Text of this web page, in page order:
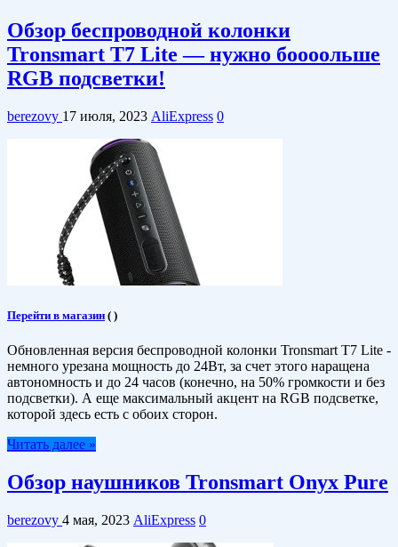
Обзор беспроводной колонки
Tronsmart T7 Lite — нужно боооольше
RGB подсветки!
berezovy 17 июля, 2023 AliExpress 0
Перейти в магазин ( )
Обновленная версия беспроводной колонки Tronsmart T7 Lite -
немного урезана мощность до 24Вт, за счет этого наращена
автономность и до 24 часов (конечно, на 50% громкости и без
подсветки). А еще максимальный акцент на RGB подсветке,
которой здесь есть с обоих сторон.
Читать далее »
Обзор наушников Tronsmart Onyx Pure
berezovy 4 мая, 2023 AliExpress 0